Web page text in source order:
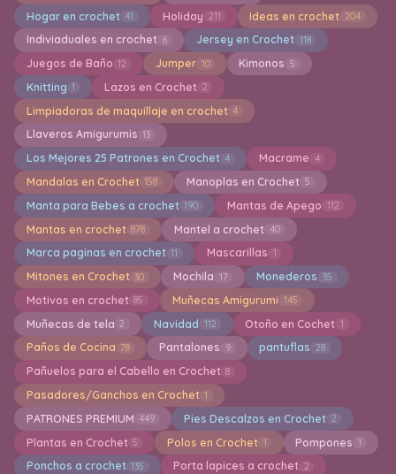
Hogar en crochet 41 Holiday 211 Ideas en crochet 204
Indiviaduales en crochet 6 Jersey en Crochet 118
Juegos de Baño 12 Jumper 10 Kimonos 5
Knitting 1 Lazos en Crochet 2
Limpiadoras de maquillaje en crochet 4
Llaveros Amigurumis 13
Los Mejores 25 Patrones en Crochet 4 Macrame 4
Mandalas en Crochet 158 Manoplas en Crochet 5
Manta para Bebes a crochet 190 Mantas de Apego 112
Mantas en crochet 878 Mantel a crochet 40
Marca paginas en crochet 11 Mascarillas 1
Mitones en Crochet 30 Mochila 17 Monederos 35
Motivos en crochet 85 Muñecas Amigurumi 145
Muñecas de tela 2 Navidad 112 Otoño en Cochet 1
Paños de Cocina 78 Pantalones 9 pantuflas 28
Pañuelos para el Cabello en Crochet 8
Pasadores/Ganchos en Crochet 1
PATRONES PREMIUM 449 Pies Descalzos en Crochet 2
Plantas en Crochet 5 Polos en Crochet 1 Pompones 1
Ponchos a crochet 135 Porta lapices a crochet 2